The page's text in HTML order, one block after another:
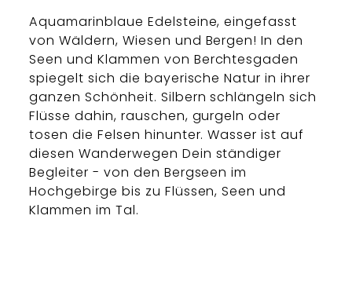
Aquamarinblaue Edelsteine, eingefasst
von Wäldern, Wiesen und Bergen! In den
Seen und Klammen von Berchtesgaden
spiegelt sich die bayerische Natur in ihrer
ganzen Schönheit. Silbern schlängeln sich
Flüsse dahin, rauschen, gurgeln oder
tosen die Felsen hinunter. Wasser ist auf
diesen Wanderwegen Dein ständiger
Begleiter - von den Bergseen im
Hochgebirge bis zu Flüssen, Seen und
Klammen im Tal.